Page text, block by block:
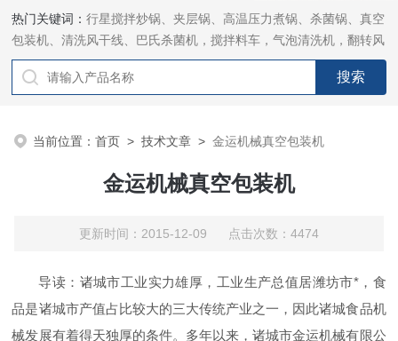
热门关键词：行星搅拌炒锅、夹层锅、高温压力煮锅、杀菌锅、真空
包装机、清洗风干线、巴氏杀菌机，搅拌料车，气泡清洗机，翻转风
干机
当前位置：首页 >技术文章 >金运机械真空包装机
金运机械真空包装机
更新时间：2015-12-09 点击次数：4474
导读：诸城市工业实力雄厚，工业生产总值居潍坊市*，食
品是诸城市产值占比较大的三大传统产业之一，因此诸城食品机
械发展有着得天独厚的条件。多年以来，诸城市金运机械有限公